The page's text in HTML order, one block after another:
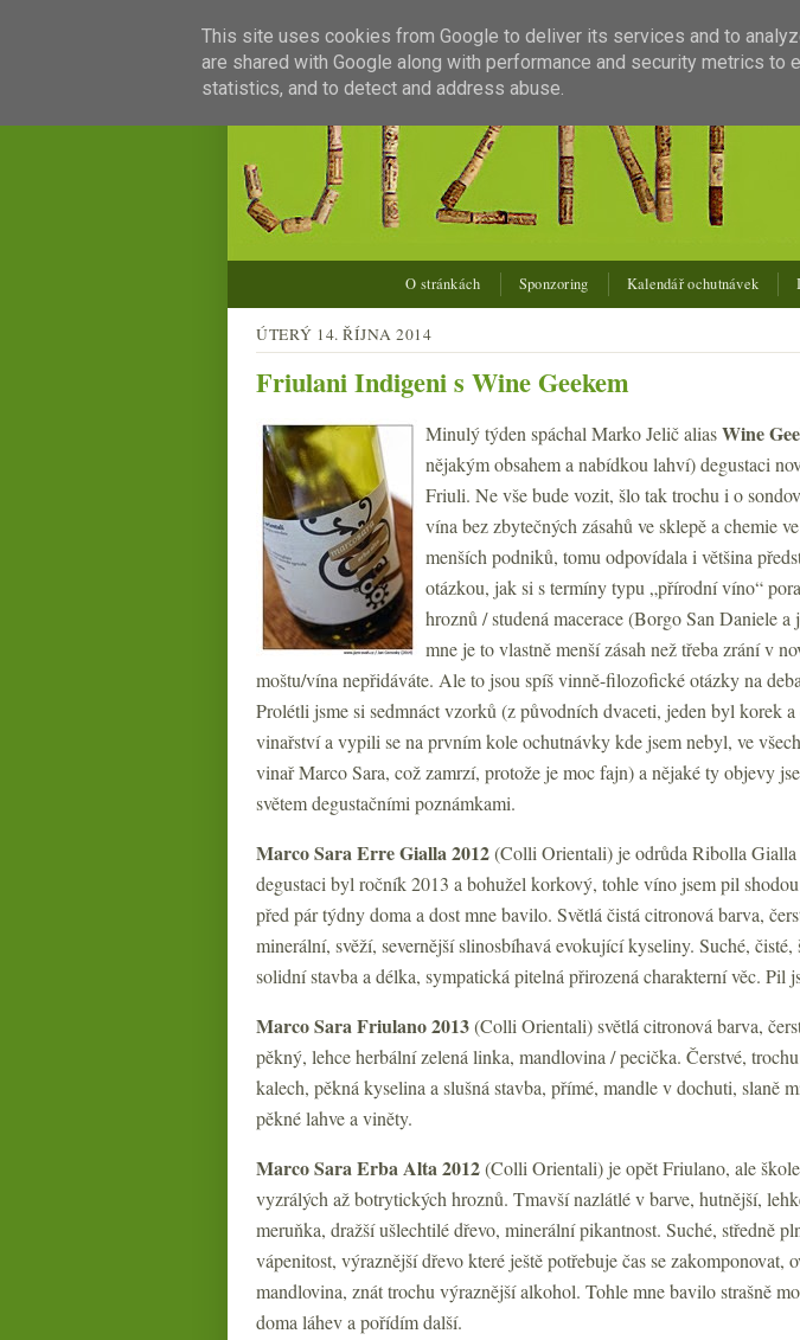
O stránkách Sponzoring Kalendář ochutnávek
ÚTERÝ 14. ŘÍJNA 2014
Friulani Indigeni s Wine Geekem
Minulý týden spáchal Marko Jelič aliasWine
nějakým obsahem a nabídkou lahví) degustaci
Friuli. Ne vše bude vozit, šlo tak trochu i o
vína bez zbytečných zásahů ve sklepě a chemie
menších podniků, tomu odpovídala i většina
otázkou, jak si s termíny typu „přírodní víno“
hroznů / studená macerace (Borgo San Daniele
mne je to vlastně menší zásah než třeba zrání v
moštu/vína nepřidáváte. Ale to jsou spíš vinně-filozofické otázky na
Prolétli jsme si sedmnáct vzorků (z původních dvaceti, jeden byl korek a
vinařství a vypili se na prvním kole ochutnávky kde jsem nebyl, ve
vinař Marco Sara, což zamrzí, protože je moc fajn) a nějaké ty objevy
světem degustačními poznámkami.
Marco Sara Erre Gialla 2012(Colli Orientali) je odrůda Ribolla
degustaci byl ročník 2013 a bohužel korkový, tohle víno jsem pil
před pár týdny doma a dost mne bavilo. Světlá čistá citronová barva,
minerální, svěží, severnější slinosbíhavá evokující kyseliny. Suché, čisté,
solidní stavba a délka, sympatická pitelná přirozená charakterní věc. Pil
Marco Sara Friulano 2013(Colli Orientali) světlá citronová barva,
pěkný, lehce herbální zelená linka, mandlovina / pecička. Čerstvé,
kalech, pěkná kyselina a slušná stavba, přímé, mandle v dochuti, slaně
pěkné lahve a viněty.
Marco Sara Erba Alta 2012(Colli Orientali) je opět Friulano, ale
vyzrálých až botrytických hroznů. Tmavší nazlátlé v barve, hutnější,
meruňka, dražší ušlechtilé dřevo, minerální pikantnost. Suché, středně
vápenitost, výraznější dřevo které ještě potřebuje čas se zakomponovat,
mandlovina, znát trochu výraznější alkohol. Tohle mne bavilo strašně
doma láhev a pořídím další.
This site uses cookies from Google to deliver its services and to
are shared with Google along with performance and security metrics to
statistics, and to detect and address abuse.